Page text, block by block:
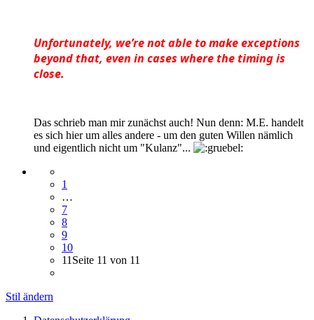
Unfortunately, we’re not able to make exceptions
beyond that, even in cases where the timing is
close.
Das schrieb man mir zunächst auch! Nun denn: M.E. handelt
es sich hier um alles andere - um den guten Willen nämlich
und eigentlich nicht um "Kulanz"...
1
…
7
8
9
10
11 Seite 11 von 11
Stil ändern